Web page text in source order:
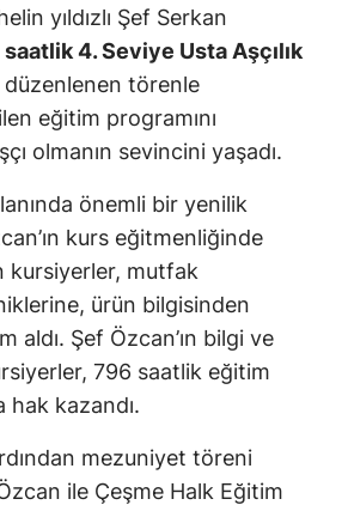
yıldızlı Şef Serkan
4. Seviye Usta Aşçılık
düzenlenen törenle
eğitim programını
olmanın sevincini yaşadı.
önemli bir yenilik
kurs eğitmenliğinde
kursiyerler, mutfak
ürün bilgisinden
aldı. Şef Özcan’ın bilgi ve
796 saatlik eğitim
hak kazandı.
mezuniyet töreni
ile Çeşme Halk Eğitim